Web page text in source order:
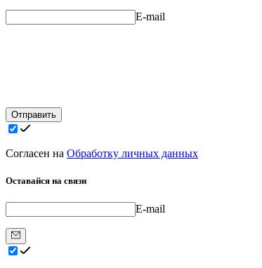
E-mail
Отправить
Согласен на Обработку личных данных
Оставайся на связи
E-mail